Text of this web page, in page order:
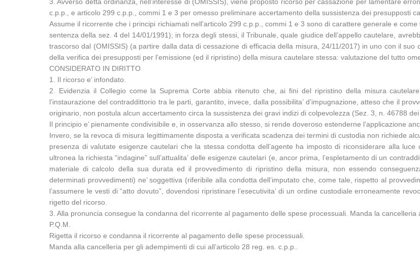
c.p.p., e articolo 299 c.p.p., commi 1 e 3 per omesso preliminare accertamento della sussistenza dei presupposti
Assume il ricorrente che i principi richiamati nell’articolo 299 c.p.p., commi 1 e 3 sono di carattere generale e
sentenza della sez. 4 del 14/01/1991); in forza degli stessi, il Tribunale, quale giudice dell’appello cautelare,
trascorso dal (OMISSIS) (a partire dalla data di cessazione di efficacia della misura, 24/11/2017) in uno con il
della verifica dei presupposti per l’emissione (ed il ripristino) della misura cautelare stessa: valutazione del tutto
CONSIDERATO IN DIRITTO
1. Il ricorso e’ infondato.
2. Evidenzia il Collegio come la Suprema Corte abbia ritenuto che, ai fini del ripristino della misura
l’instaurazione del contraddittorio tra le parti, garantito, invece, dalla possibilita’ d’impugnazione, atteso che il
originario, non postula alcun accertamento circa la sussistenza dei gravi indizi di colpevolezza (Sez. 3, n. 46788
Il principio e’ pienamente condivisibile e, in osservanza allo stesso, si rende doveroso estenderne l’applicazione
Invero, se la revoca di misura legittimamente disposta a verificata scadenza dei termini di custodia non richiede
presenza di valutate esigenze cautelari che la stessa condotta dell’agente ha imposto di riconsiderare alla
ultronea la richiesta “indagine” sull’attualita’ delle esigenze cautelari (e, ancor prima, l’espletamento di un
materiale di calcolo della sua durata ed il provvedimento di ripristino della misura, non essendo
determinati provvedimenti) ne’ soggettiva (riferibile alla condotta dell’imputato che, come tale, rispetto al
l’assumere le vesti di “atto dovuto”, dovendosi ripristinare l’esecutivita’ di un ordine custodiale erroneamente
rigetto del ricorso.
3. Alla pronuncia consegue la condanna del ricorrente al pagamento delle spese processuali. Manda la cancelleria
P.Q.M.
Rigetta il ricorso e condanna il ricorrente al pagamento delle spese processuali.
Manda alla cancelleria per gli adempimenti di cui all’articolo 28 reg. es. c.p.p..